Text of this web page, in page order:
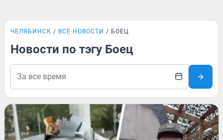
ЧЕЛЯБИНСК ВСЕ НОВОСТИ БОЕЦ
Новости по тэгу Боец